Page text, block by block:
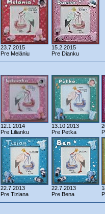
23.7.2015
Pre Melániu
15.2.2015
Pre Dianku
12.1.2014
Pre Lilianku
13.10.2013
Pre Peťka
22.7.2013
Pre Tiziana
22.7.2013
Pre Bena